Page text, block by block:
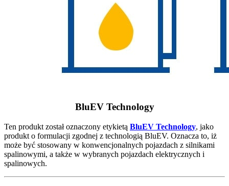
BluEV Technology
Ten produkt został oznaczony etykietą BluEV Technology, jako
produkt o formulacji zgodnej z technologią BluEV. Oznacza to, iż
może być stosowany w konwencjonalnych pojazdach z silnikami
spalinowymi, a także w wybranych pojazdach elektrycznych i
spalinowych.